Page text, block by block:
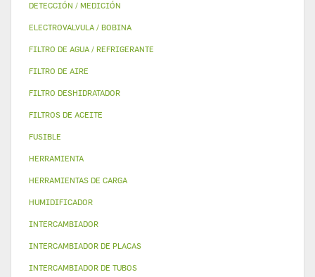
DETECCIÓN / MEDICIÓN
ELECTROVALVULA / BOBINA
FILTRO DE AGUA / REFRIGERANTE
FILTRO DE AIRE
FILTRO DESHIDRATADOR
FILTROS DE ACEITE
FUSIBLE
HERRAMIENTA
HERRAMIENTAS DE CARGA
HUMIDIFICADOR
INTERCAMBIADOR
INTERCAMBIADOR DE PLACAS
INTERCAMBIADOR DE TUBOS